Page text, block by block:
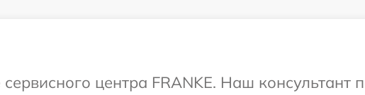
сервисного центра FRANKE. Наш консультант